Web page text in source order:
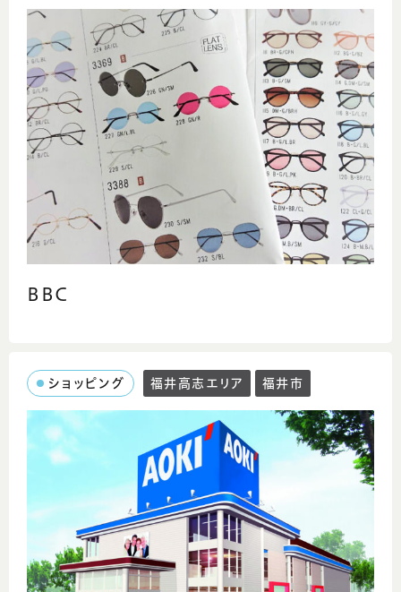
BBC
ショッピング 福井高志エリア 福井市